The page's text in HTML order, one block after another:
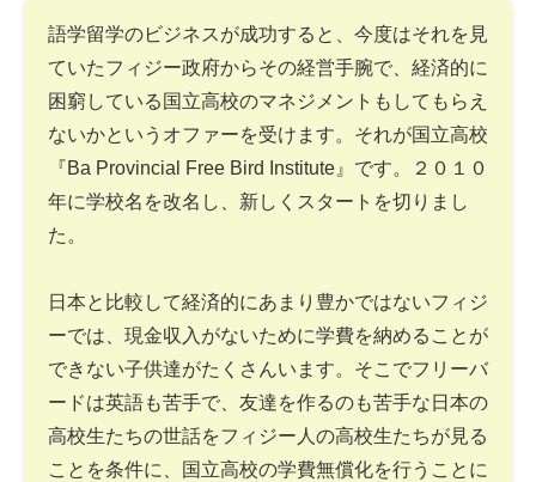
語学留学のビジネスが成功すると、今度はそれを見
ていたフィジー政府からその経営手腕で、経済的に
困窮している国立高校のマネジメントもしてもらえ
ないかというオファーを受けます。それが国立高校
『Ba Provincial Free Bird Institute』です。２０１０
年に学校名を改名し、新しくスタートを切りまし
た。
日本と比較して経済的にあまり豊かではないフィジ
ーでは、現金収入がないために学費を納めることが
できない子供達がたくさんいます。そこでフリーバ
ードは英語も苦手で、友達を作るのも苦手な日本の
高校生たちの世話をフィジー人の高校生たちが見る
ことを条件に、国立高校の学費無償化を行うことに